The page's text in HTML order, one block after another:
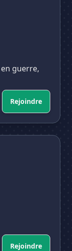
guerre,
Rejoindre
Rejoindre